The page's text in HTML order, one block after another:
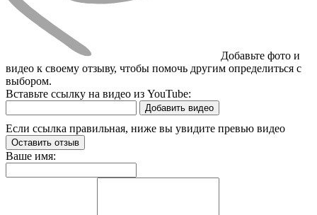
Добавьте фото и
видео к своему отзыву, чтобы помочь другим определиться с
выбором.
Вставьте ссылку на видео из YouTube:
Добавить видео
Если ссылка правильная, ниже вы увидите превью видео
Оставить отзыв
Ваше имя: